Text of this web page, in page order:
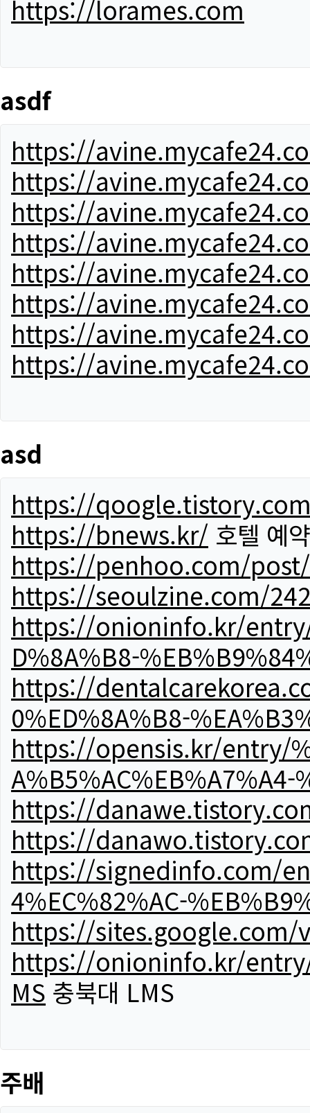
https://lorames.com
asdf
https://
https://
https://
https://
https://
https://
https://
https://
asd
https://
https://bnews.kr/ 호텔 예약
https://penhoo.com/
https://seoulzine.com/
https://onioninfo.kr/entry/
D%8A%B8-
https://
0%ED%8A%B8-
https://opensis.kr/entry/
A%B5%AC%EB%A7%A4-
https://
https://
https://signedinfo.com/
4%EC%82%AC-
https://sites.google.com/
https://onioninfo.kr/entry/
MS 충북대 LMS
주배